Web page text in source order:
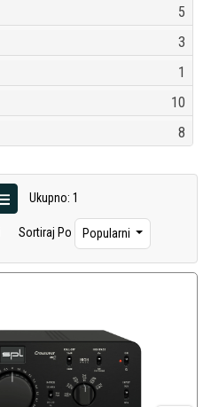
5
3
1
10
8
Ukupno: 1
Sortiraj Po Popularni